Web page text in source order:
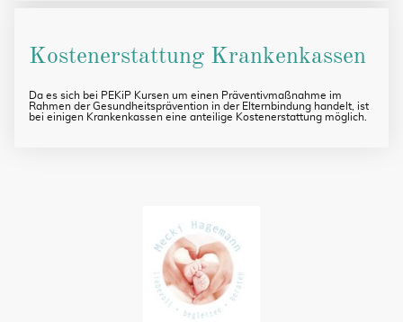
Kostenerstattung Krankenkassen
Da es sich bei PEKiP Kursen um einen Präventivmaßnahme im
Rahmen der Gesundheitsprävention in der Elternbindung handelt, ist
bei einigen Krankenkassen eine anteilige Kostenerstattung möglich.